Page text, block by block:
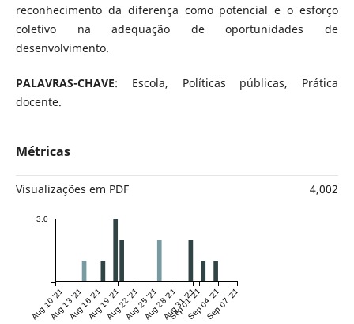
reconhecimento da diferença como potencial e o esforço
coletivo na adequação de oportunidades de
desenvolvimento.
PALAVRAS-CHAVE: Escola, Políticas públicas, Prática
docente.
Métricas
Visualizações em PDF 4,002
Aug 10 '21Aug 13 '21Aug 16 '21Aug 19 '21Aug 22 '21Aug 25 '21Aug 28 '21Aug 31 '21
Sep 01 '21Sep 04 '21Sep 07 '21
3.0